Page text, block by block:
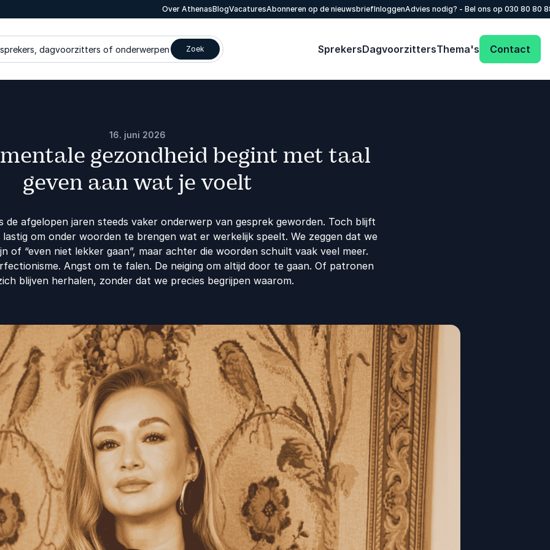
Over AthenasBlogVacaturesAbonneren op de nieuwsbriefInloggenAdvies nodig? - Bel ons op 030 80 80
dagvoorzitters of onderwerpen Zoek SprekersDagvoorzittersThema's Contact
16. juni 2026
gezondheid begint met taal
geven aan wat je voelt
de afgelopen jaren steeds vaker onderwerp van gesprek geworden. Toch blijft
om onder woorden te brengen wat er werkelijk speelt. We zeggen dat we
of “even niet lekker gaan”, maar achter die woorden schuilt vaak veel meer.
Angst om te falen. De neiging om altijd door te gaan. Of patronen
blijven herhalen, zonder dat we precies begrijpen waarom.